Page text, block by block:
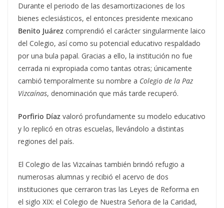
Durante el periodo de las desamortizaciones de los
bienes eclesiásticos, el entonces presidente mexicano
Benito Juárez comprendió el carácter singularmente laico
del Colegio, así como su potencial educativo respaldado
por una bula papal. Gracias a ello, la institución no fue
cerrada ni expropiada como tantas otras; únicamente
cambió temporalmente su nombre a Colegio de la Paz
Vizcaínas, denominación que más tarde recuperó.
Porfirio Díaz valoró profundamente su modelo educativo
y lo replicó en otras escuelas, llevándolo a distintas
regiones del país.
El Colegio de las Vizcaínas también brindó refugio a
numerosas alumnas y recibió el acervo de dos
instituciones que cerraron tras las Leyes de Reforma en
el siglo XIX: el Colegio de Nuestra Señora de la Caridad,